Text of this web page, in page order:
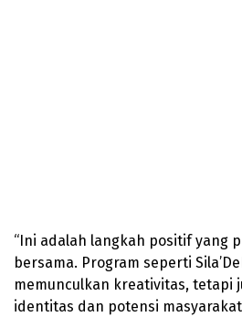
“Ini adalah langkah positif yang
bersama. Program seperti
memunculkan kreativitas, tetapi
identitas dan potensi